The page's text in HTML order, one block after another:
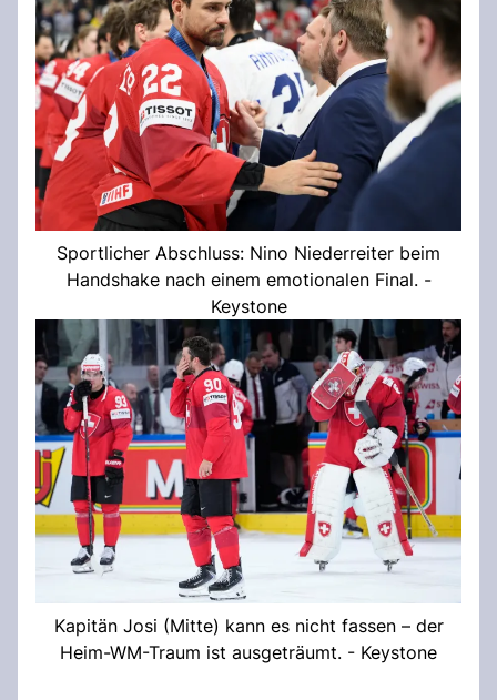
Sportlicher Abschluss: Nino Niederreiter beim
Handshake nach einem emotionalen Final. -
Keystone
Kapitän Josi (Mitte) kann es nicht fassen – der
Heim-WM-Traum ist ausgeträumt. - Keystone